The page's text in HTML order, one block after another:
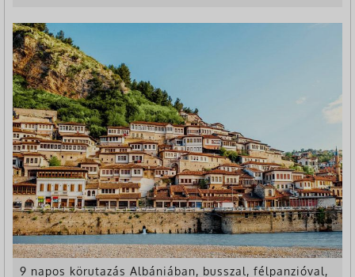
9 napos körutazás Albániában, busszal, félpanzióval,